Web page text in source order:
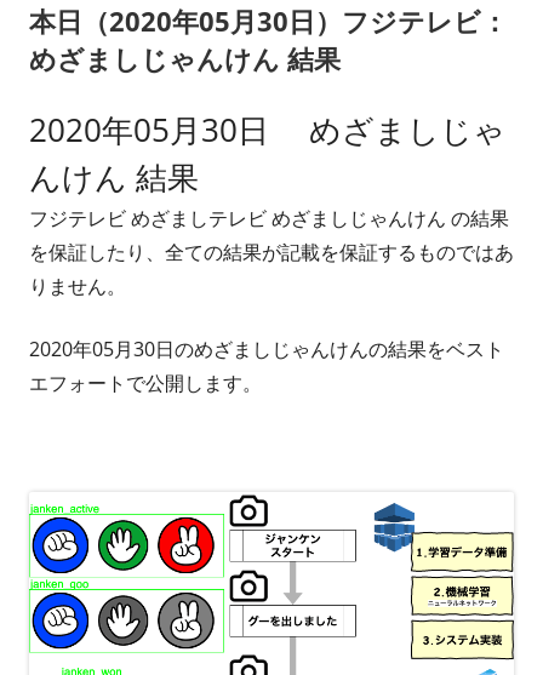
ー
本日（2020年05月30日）フジテレビ：
めざましじゃんけん 結果
2020年05月30日 めざましじゃ
んけん 結果
フジテレビ めざましテレビ めざましじゃんけん の結果
を保証したり、全ての結果が記載を保証するものではあ
りません。
2020年05月30日のめざましじゃんけんの結果をベスト
エフォートで公開します。